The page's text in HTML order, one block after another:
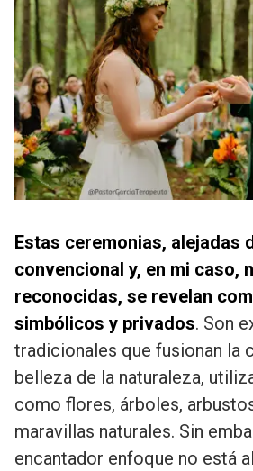
Estas ceremonias, alejadas
convencional y, en mi caso,
reconocidas, se revelan
simbólicos y privados. Son
tradicionales que fusionan la
belleza de la naturaleza,
como flores, árboles,
maravillas naturales. Sin
encantador enfoque no está